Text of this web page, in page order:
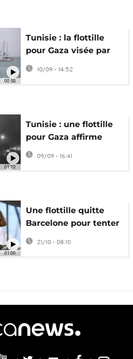
00:58
Tunisie : la flottille
pour Gaza visée par
une nouvelle attaque
10/09 - 14:52
01:10
Tunisie : une flottille
pour Gaza affirme
avoir été frappée par
un drone
09/09 - 16:41
01:00
Une flottille quitte
Barcelone pour tenter
de briser le blocus de
Gaza
21/10 - 08:10